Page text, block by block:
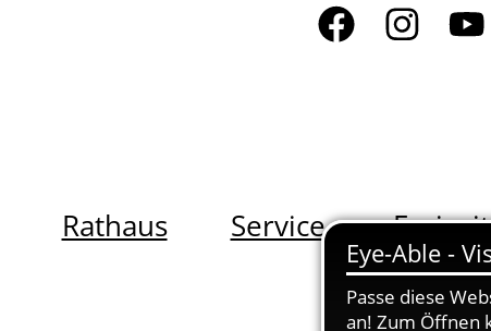
Rathaus Service Freizeit